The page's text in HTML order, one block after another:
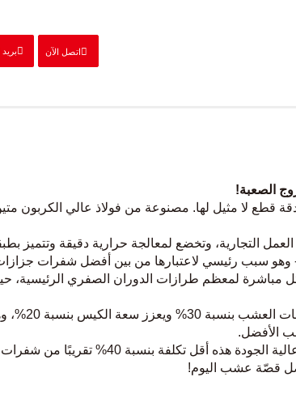
اتصل الآن
الصعبة!
قطع لا مثيل لها. مصنوعة من فولاذ عالي الكربون
وتخضع لمعالجة حرارية دقيقة وتتميز
استمتع
الأفضل.
احصل على قيمة استثنائية دون التضحية
قصّة عشب اليوم!